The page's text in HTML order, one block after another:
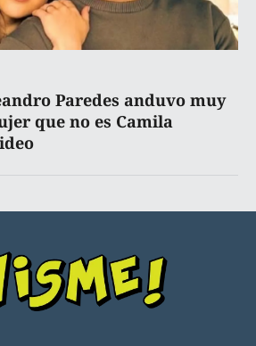
Paredes anduvo muy
que no es Camila